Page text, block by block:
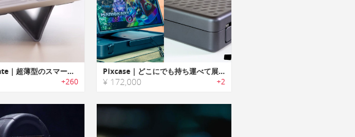
Macbook Mate｜超薄型のスマートスタンド「マックブック・メイト」
+260
Pixcase｜どこにでも持ち運べて展開できるスーツケースに内蔵パソコンモニター
¥ 172,000 +2